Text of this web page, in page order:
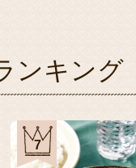
ンキング
7